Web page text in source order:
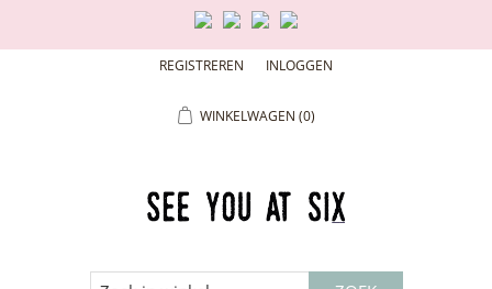
REGISTREREN INLOGGEN
WINKELWAGEN (0)